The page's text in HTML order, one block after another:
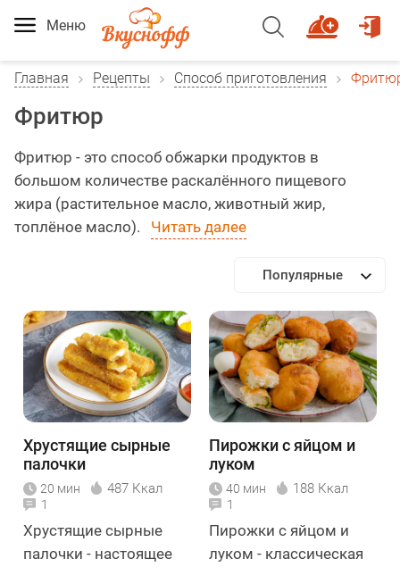
Меню
Главная Рецепты Способ приготовления
Фритюр
Фритюр - это способ обжарки продуктов в
большом количестве раскалённого пищевого
жира (растительное масло, животный жир,
топлёное масло).
Читать далее
Популярные
Хрустящие сырные
палочки
20 мин 487 Ккал
1
Хрустящие сырные
палочки - настоящее
Пирожки с яйцом и
луком
40 мин 188 Ккал
1
Пирожки с яйцом и
луком - классическая